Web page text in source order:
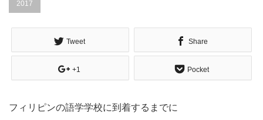
2017
Tweet Share
+1 Pocket
フィリピンの語学学校に到着するまでに